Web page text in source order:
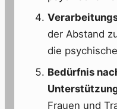
der Abstand
die
Bedürfnis
Frauen und